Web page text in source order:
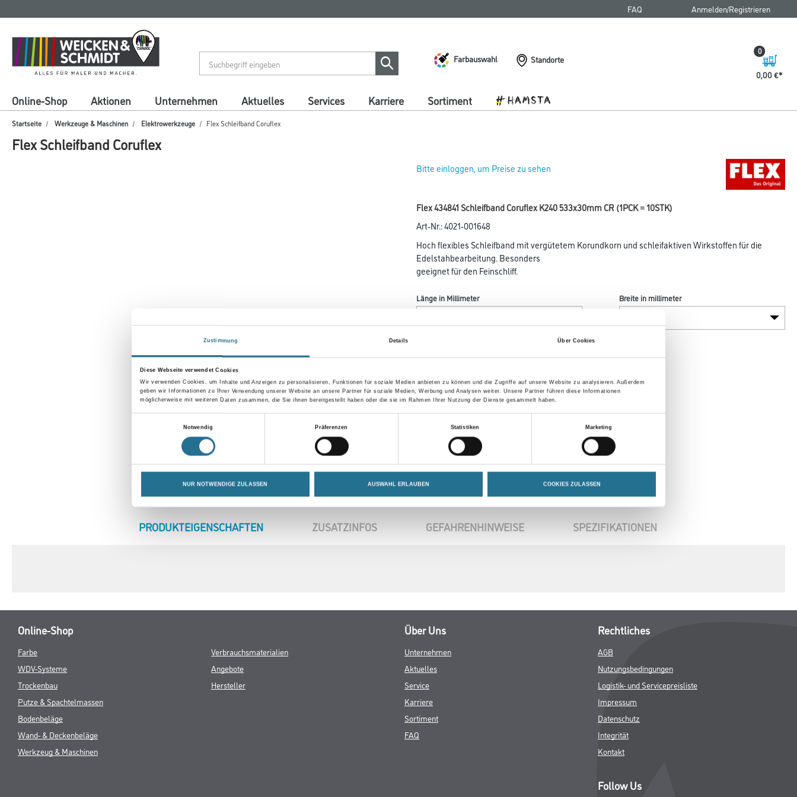
Zustimmung Details Über Cookies
Diese Webseite verwendet Cookies
Wir verwenden Cookies, um Inhalte und Anzeigen zu personalisieren, Funktionen für soziale Medien anbieten zu können und die Zugriffe auf unsere Website zu analysieren. Außerdem
geben wir Informationen zu Ihrer Verwendung unserer Website an unsere Partner für soziale Medien, Werbung und Analysen weiter. Unsere Partner führen diese Informationen
möglicherweise mit weiteren Daten zusammen, die Sie ihnen bereitgestellt haben oder die sie im Rahmen Ihrer Nutzung der Dienste gesammelt haben.
Notwendig
Präferenzen Statistiken Marketing
NUR NOTWENDIGE ZULASSEN AUSWAHL ERLAUBEN COOKIES ZULASSEN
springen
springen
FAQ Anmelden/Registrieren
Farbauswahl
Standorte
0,00 €
0
Online-Shop Aktionen Unternehmen Aktuelles Services Karriere Sortiment
Startseite Werkzeuge & Maschinen Elektrowerkzeuge Flex Schleifband Coruflex
Flex Schleifband Coruflex
Bitte einloggen, um Preise zu sehen
Flex 434841 Schleifband Coruflex K240 533x30mm CR (1PCK = 10STK)
Art-Nr.:4021-001648
Hoch flexibles Schleifband mit vergütetem Korundkorn und schleifaktiven Wirkstoffen für die
Edelstahbearbeitung. Besonders
geeignet für den Feinschliff.
Länge in Millimeter Breite in millimeter
Umrechnungsfaktoren
CURRENT
PRODUKTEIGENSCHAFTEN ZUSATZINFOS GEFAHRENHINWEISE SPEZIFIKATIONEN
Online-Shop
Farbe
WDV-Systeme
Trockenbau
Putze & Spachtelmassen
Bodenbeläge
Wand- & Deckenbeläge
Werkzeug & Maschinen
Verbrauchsmaterialien
Angebote
Hersteller
Über Uns
Unternehmen
Aktuelles
Service
Karriere
Sortiment
FAQ
Rechtliches
AGB
Nutzungsbedingungen
Logistik- und Servicepreisliste
Impressum
Datenschutz
Integrität
Kontakt
Follow Us